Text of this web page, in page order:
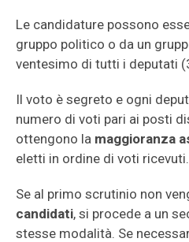
Le candidature possono
gruppo politico o da un
ventesimo di tutti i deputati
Il voto è segreto e ogni
numero di voti pari ai posti
ottengono la maggioranza
eletti in ordine di voti ricevuti.
Se al primo scrutinio non
candidati, si procede a un
stesse modalità. Se